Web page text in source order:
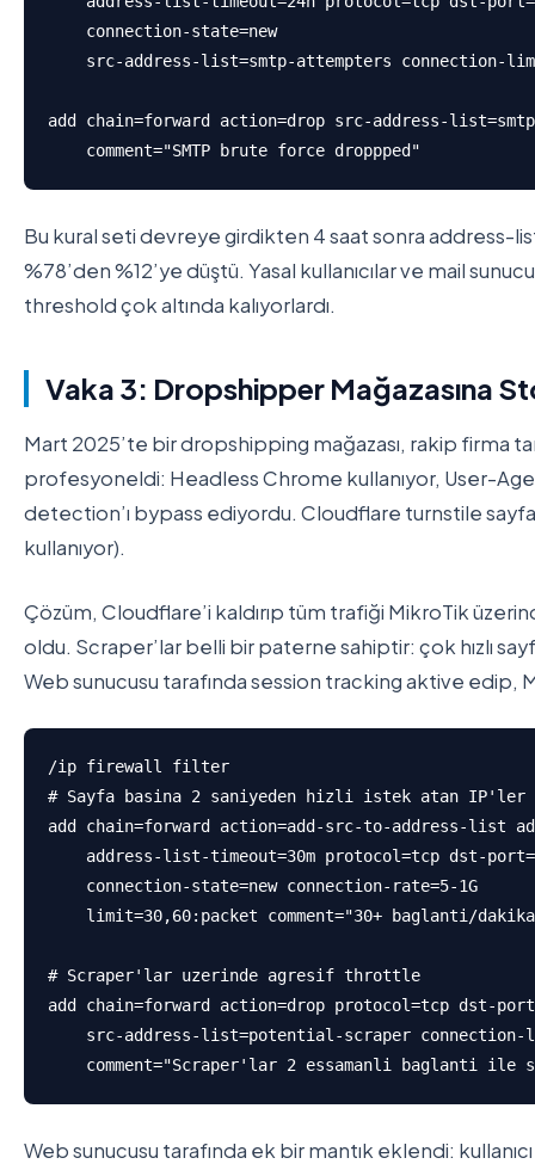
    connection-state=new
src-address-list=smtp-attempters connection-
add chain=forward action=drop src-address-
    comment="SMTP brute force droppped"
Bu kural seti devreye girdikten 4 saat sonra address-
%78’den %12’ye düştü. Yasal kullanıcılar ve mail
threshold çok altında kalıyorlardı.
Vaka 3: Dropshipper Mağazasına
Mart 2025’te bir dropshipping mağazası, rakip firma
profesyoneldi: Headless Chrome kullanıyor, User-
detection’ı bypass ediyordu. Cloudflare turnstile
kullanıyor).
Çözüm, Cloudflare’i kaldırıp tüm trafiği MikroTik
oldu. Scraper’lar belli bir paterne sahiptir: çok hızlı
Web sunucusu tarafında session tracking aktive edip,
/ip firewall filter
# Sayfa basina 2 saniyeden hizli istek atan IP'ler
add chain=forward action=add-src-to-address-list
address-list-timeout=30m protocol=tcp dst-
    connection-state=new connection-rate=5-1G
limit=30,60:packet comment="30+ baglanti/
# Scraper'lar uzerinde agresif throttle
add chain=forward action=drop protocol=tcp dst-
src-address-list=potential-scraper
comment="Scraper'lar 2 essamanli baglanti ile
Web sunucusu tarafında ek bir mantık eklendi: